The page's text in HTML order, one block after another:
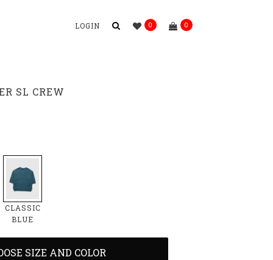
LOGIN 0 0
SL CREW
CLASSIC
BLUE
SIZE AND COLOR